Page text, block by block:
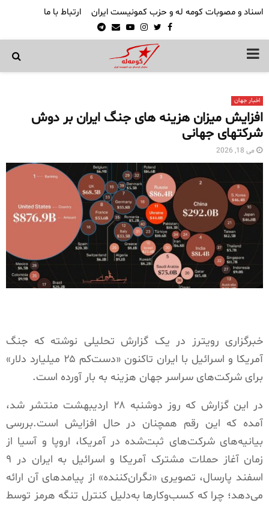
اسناد و مصوبات کومه له و حزب کمونیست ایران ارتباط با ما
Facebook
Twitter
Instagram
Youtube
Email
Telegram
PRIMARY
اخبار جهان
افزایش میزان هزینه های جنگ ایران بر دوش
شرکتهای جهانی
می 18, 2026
خبرگزاری رویترز در یک گزارش تحلیلی نوشته که جنگ
آمریکا و اسرائیل با ایران تاکنون «دست‌کم ۲۵ میلیارد دلار»
برای شرکت‌های سراسر جهان هزینه به بار آورده است.
در این گزارش که روز دوشنبه ۲۸ اردیبهشت منتشر شد،
آمده که این رقم همچنان در حال افزایش است.بررسی
بیانیه‌های شرکت‌های ثبت‌شده در آمریکا، اروپا و آسیا از
زمان آغاز حملات مشترک آمریکا و اسرائیل به ایران در ۹
اسفند پارسال، تصویری «نگران‌کننده» از پیامدهای آن ارائه
می‌دهد؛ چرا که کسب‌وکارها به‌دلیل کنترل تنگه هرمز توسط